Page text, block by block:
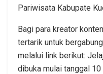
Pariwisata Kabupate
Bagi para kreator
tertarik untuk
melalui link berikut:
dibuka mulai tanggal